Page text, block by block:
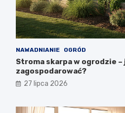
NAWADNIANIE OGRÓD
Stroma skarpa w ogrodzie –
zagospodarować?
27 lipca 2026